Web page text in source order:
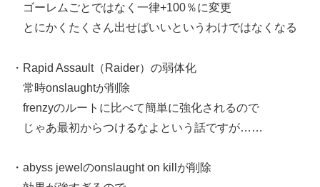
ゴーレムごとではなく一律+100％に変更
とにかくたくさん出せばいいというわけではなくなる
・Rapid Assault（Raider）の弱体化
常時onslaughtが削除
frenzyのルートに比べて簡単に強化されるので
じゃあ最初からつけるなよという話ですが……
・abyss jewelのonslaught on killが削除